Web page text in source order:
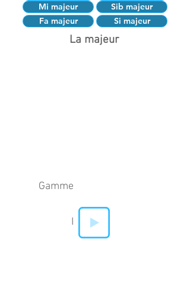
Mi majeur
Sib majeur
Fa majeur
Si majeur
La majeur
Gamme
I